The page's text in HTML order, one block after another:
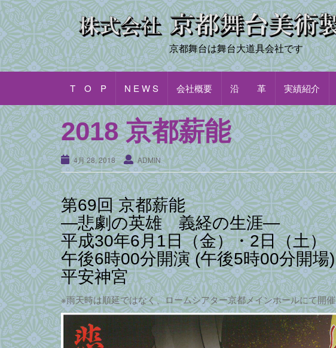
Skip
to
content
京都舞台は舞台大道具会社です
T O P N E W S 会社概要 沿 革 実績紹介
2018 京都薪能
4月 28, 2018 ADMIN
第69回 京都薪能
―悲劇の英雄 義経の生涯―
平成30年6月1日（金）・2日（土）
午後6時00分開演 (午後5時00分開場)
平安神宮
※雨天時は順延ではなく、ロームシアター京都メインホールにて開催